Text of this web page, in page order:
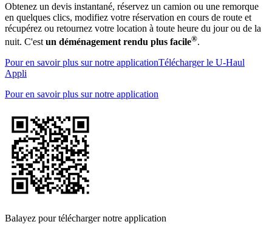
Obtenez un devis instantané, réservez un camion ou une remorque
en quelques clics, modifiez votre réservation en cours de route et
récupérez ou retournez votre location à toute heure du jour ou de la
nuit. C'est un déménagement rendu plus facile®.
Pour en savoir plus sur notre applicationTélécharger le U-Haul
Appli
Pour en savoir plus sur notre application
Balayez pour télécharger notre application